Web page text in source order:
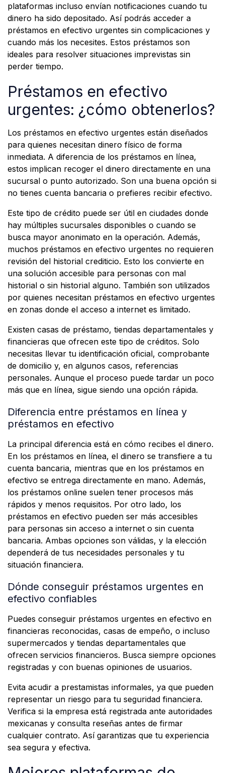
plataformas incluso envían notificaciones cuando tu
dinero ha sido depositado. Así podrás acceder a
préstamos en efectivo urgentes sin complicaciones y
cuando más los necesites. Estos préstamos son
ideales para resolver situaciones imprevistas sin
perder tiempo.
Préstamos en efectivo
urgentes: ¿cómo obtenerlos?
Los préstamos en efectivo urgentes están diseñados
para quienes necesitan dinero físico de forma
inmediata. A diferencia de los préstamos en línea,
estos implican recoger el dinero directamente en una
sucursal o punto autorizado. Son una buena opción si
no tienes cuenta bancaria o prefieres recibir efectivo.
Este tipo de crédito puede ser útil en ciudades donde
hay múltiples sucursales disponibles o cuando se
busca mayor anonimato en la operación. Además,
muchos préstamos en efectivo urgentes no requieren
revisión del historial crediticio. Esto los convierte en
una solución accesible para personas con mal
historial o sin historial alguno. También son utilizados
por quienes necesitan préstamos en efectivo urgentes
en zonas donde el acceso a internet es limitado.
Existen casas de préstamo, tiendas departamentales y
financieras que ofrecen este tipo de créditos. Solo
necesitas llevar tu identificación oficial, comprobante
de domicilio y, en algunos casos, referencias
personales. Aunque el proceso puede tardar un poco
más que en línea, sigue siendo una opción rápida.
Diferencia entre préstamos en línea y
préstamos en efectivo
La principal diferencia está en cómo recibes el dinero.
En los préstamos en línea, el dinero se transfiere a tu
cuenta bancaria, mientras que en los préstamos en
efectivo se entrega directamente en mano. Además,
los préstamos online suelen tener procesos más
rápidos y menos requisitos. Por otro lado, los
préstamos en efectivo pueden ser más accesibles
para personas sin acceso a internet o sin cuenta
bancaria. Ambas opciones son válidas, y la elección
dependerá de tus necesidades personales y tu
situación financiera.
Dónde conseguir préstamos urgentes en
efectivo confiables
Puedes conseguir préstamos urgentes en efectivo en
financieras reconocidas, casas de empeño, o incluso
supermercados y tiendas departamentales que
ofrecen servicios financieros. Busca siempre opciones
registradas y con buenas opiniones de usuarios.
Evita acudir a prestamistas informales, ya que pueden
representar un riesgo para tu seguridad financiera.
Verifica si la empresa está registrada ante autoridades
mexicanas y consulta reseñas antes de firmar
cualquier contrato. Así garantizas que tu experiencia
sea segura y efectiva.